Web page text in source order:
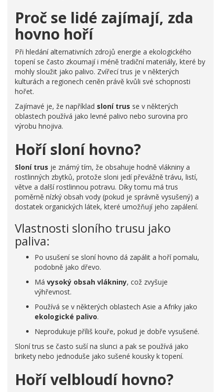
Proč se lidé zajímají, zda
hovno hoří
Při hledání alternativních zdrojů energie a ekologického
topení se často zkoumají i méně tradiční materiály, které by
mohly sloužit jako palivo. Zvířecí trus je v některých
kulturách a regionech ceněn právě kvůli své schopnosti
hořet.
Zajímavé je, že například sloní trus se v některých
oblastech používá jako levné palivo nebo surovina pro
výrobu hnojiva.
Hoří sloní hovno?
Sloní trus je známý tím, že obsahuje hodně vlákniny a
rostlinných zbytků, protože sloni jedí převážně trávu, listí,
větve a další rostlinnou potravu. Díky tomu má trus
poměrně nízký obsah vody (pokud je správně vysušený) a
dostatek organických látek, které umožňují jeho zapálení.
Vlastnosti sloního trusu jako
paliva:
Po usušení se sloní hovno dá zapálit a hoří pomalu,
podobně jako dřevo.
Má vysoký obsah vlákniny, což zvyšuje
výhřevnost.
Používá se v některých oblastech Asie a Afriky jako
ekologické palivo.
Neprodukuje příliš kouře, pokud je dobře vysušené.
Sloní trus se často suší na slunci a pak se používá jako
brikety nebo jednoduše jako sušené kousky k topení.
Hoří velbloudí hovno?